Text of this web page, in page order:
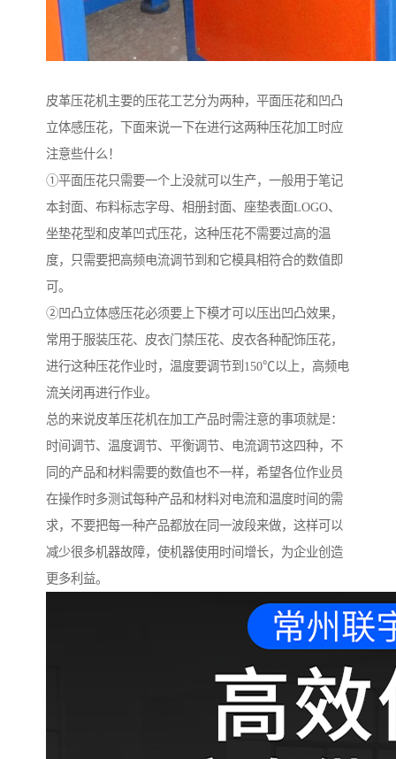
皮革压花机主要的压花工艺分为两种，平面压花和凹凸
立体感压花，下面来说一下在进行这两种压花加工时应
注意些什么！
①平面压花只需要一个上没就可以生产，一般用于笔记
本封面、布料标志字母、相册封面、座垫表面LOGO、
坐垫花型和皮革凹式压花，这种压花不需要过高的温
度，只需要把高频电流调节到和它模具相符合的数值即
可。
②凹凸立体感压花必须要上下模才可以压出凹凸效果，
常用于服装压花、皮衣门禁压花、皮衣各种配饰压花，
进行这种压花作业时，温度要调节到150℃以上，高频电
流关闭再进行作业。
总的来说皮革压花机在加工产品时需注意的事项就是：
时间调节、温度调节、平衡调节、电流调节这四种，不
同的产品和材料需要的数值也不一样，希望各位作业员
在操作时多测试每种产品和材料对电流和温度时间的需
求，不要把每一种产品都放在同一波段来做，这样可以
减少很多机器故障，使机器使用时间增长，为企业创造
更多利益。